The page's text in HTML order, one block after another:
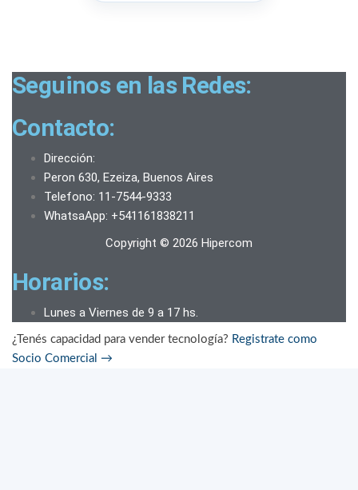
Seguinos en las Redes:
Contacto:
Dirección:
Peron 630, Ezeiza, Buenos Aires
Telefono: 11-7544-9333
WhatsaApp: +541161838211
Copyright © 2026 Hipercom
Horarios:
Lunes a Viernes de 9 a 17 hs.
¿Tenés capacidad para vender tecnología? Registrate como
Socio Comercial →